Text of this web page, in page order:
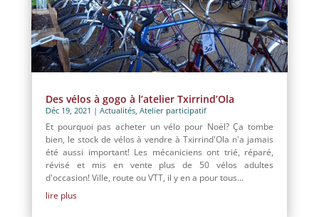
Des vélos à gogo à l’atelier Txirrind’Ola
Déc 19, 2021 | Actualités, Atelier participatif
Et pourquoi pas acheter un vélo pour Noël? Ça tombe
bien, le stock de vélos à vendre à Txirrind'Ola n'a jamais
été aussi important! Les mécaniciens ont trié, réparé,
révisé et mis en vente plus de 50 vélos adultes
d'occasion! Ville, route ou VTT, il y en a pour tous...
lire plus